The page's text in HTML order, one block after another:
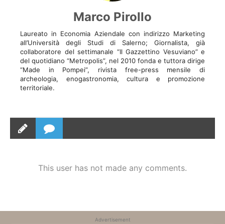
Marco Pirollo
Laureato in Economia Aziendale con indirizzo Marketing
all’Università degli Studi di Salerno; Giornalista, già
collaboratore del settimanale “Il Gazzettino Vesuviano” e
del quotidiano “Metropolis”, nel 2010 fonda e tuttora dirige
“Made in Pompei”, rivista free-press mensile di
archeologia, enogastronomia, cultura e promozione
territoriale.
This user has not made any comments.
Advertisement